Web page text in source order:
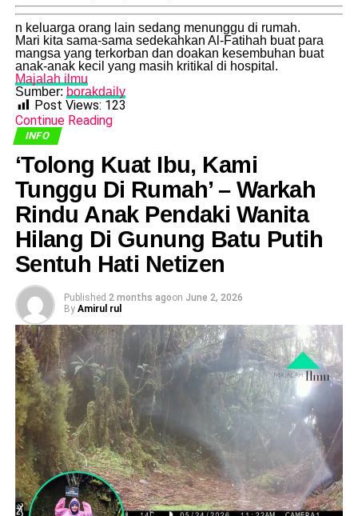
n keluarga orang lain sedang menunggu di rumah.
​Mari kita sama-sama sedekahkan Al-Fatihah buat para
mangsa yang terkorban dan doakan kesembuhan buat
anak-anak kecil yang masih kritikal di hospital.
Majalah ilmu
Sumber: borakdaily
Post Views: 123
Continue Reading
INFO
​‘Tolong Kuat Ibu, Kami
Tunggu Di Rumah’ – Warkah
Rindu Anak Pendaki Wanita
Hilang Di Gunung Batu Putih
Sentuh Hati Netizen
Published 2 months agoon June 2, 2026
By Amirul rul